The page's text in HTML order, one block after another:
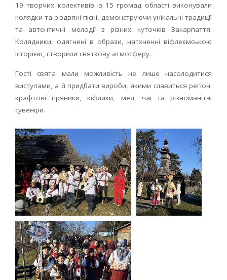
19 творчих колективів із 15 громад області виконували
колядки та різдвяні пісні, демонструючи унікальні традиції
та автентичні мелодії з різних куточків Закарпаття.
Колядники, одягнені в образи, натхненні віфлеємською
історією, створили святкову атмосферу.
Гості свята мали можливість не лише насолодитися
виступами, а й придбати вироби, якими славиться регіон:
крафтові пряники, кіфлики, мед, чаї та різноманітні
сувеніри.